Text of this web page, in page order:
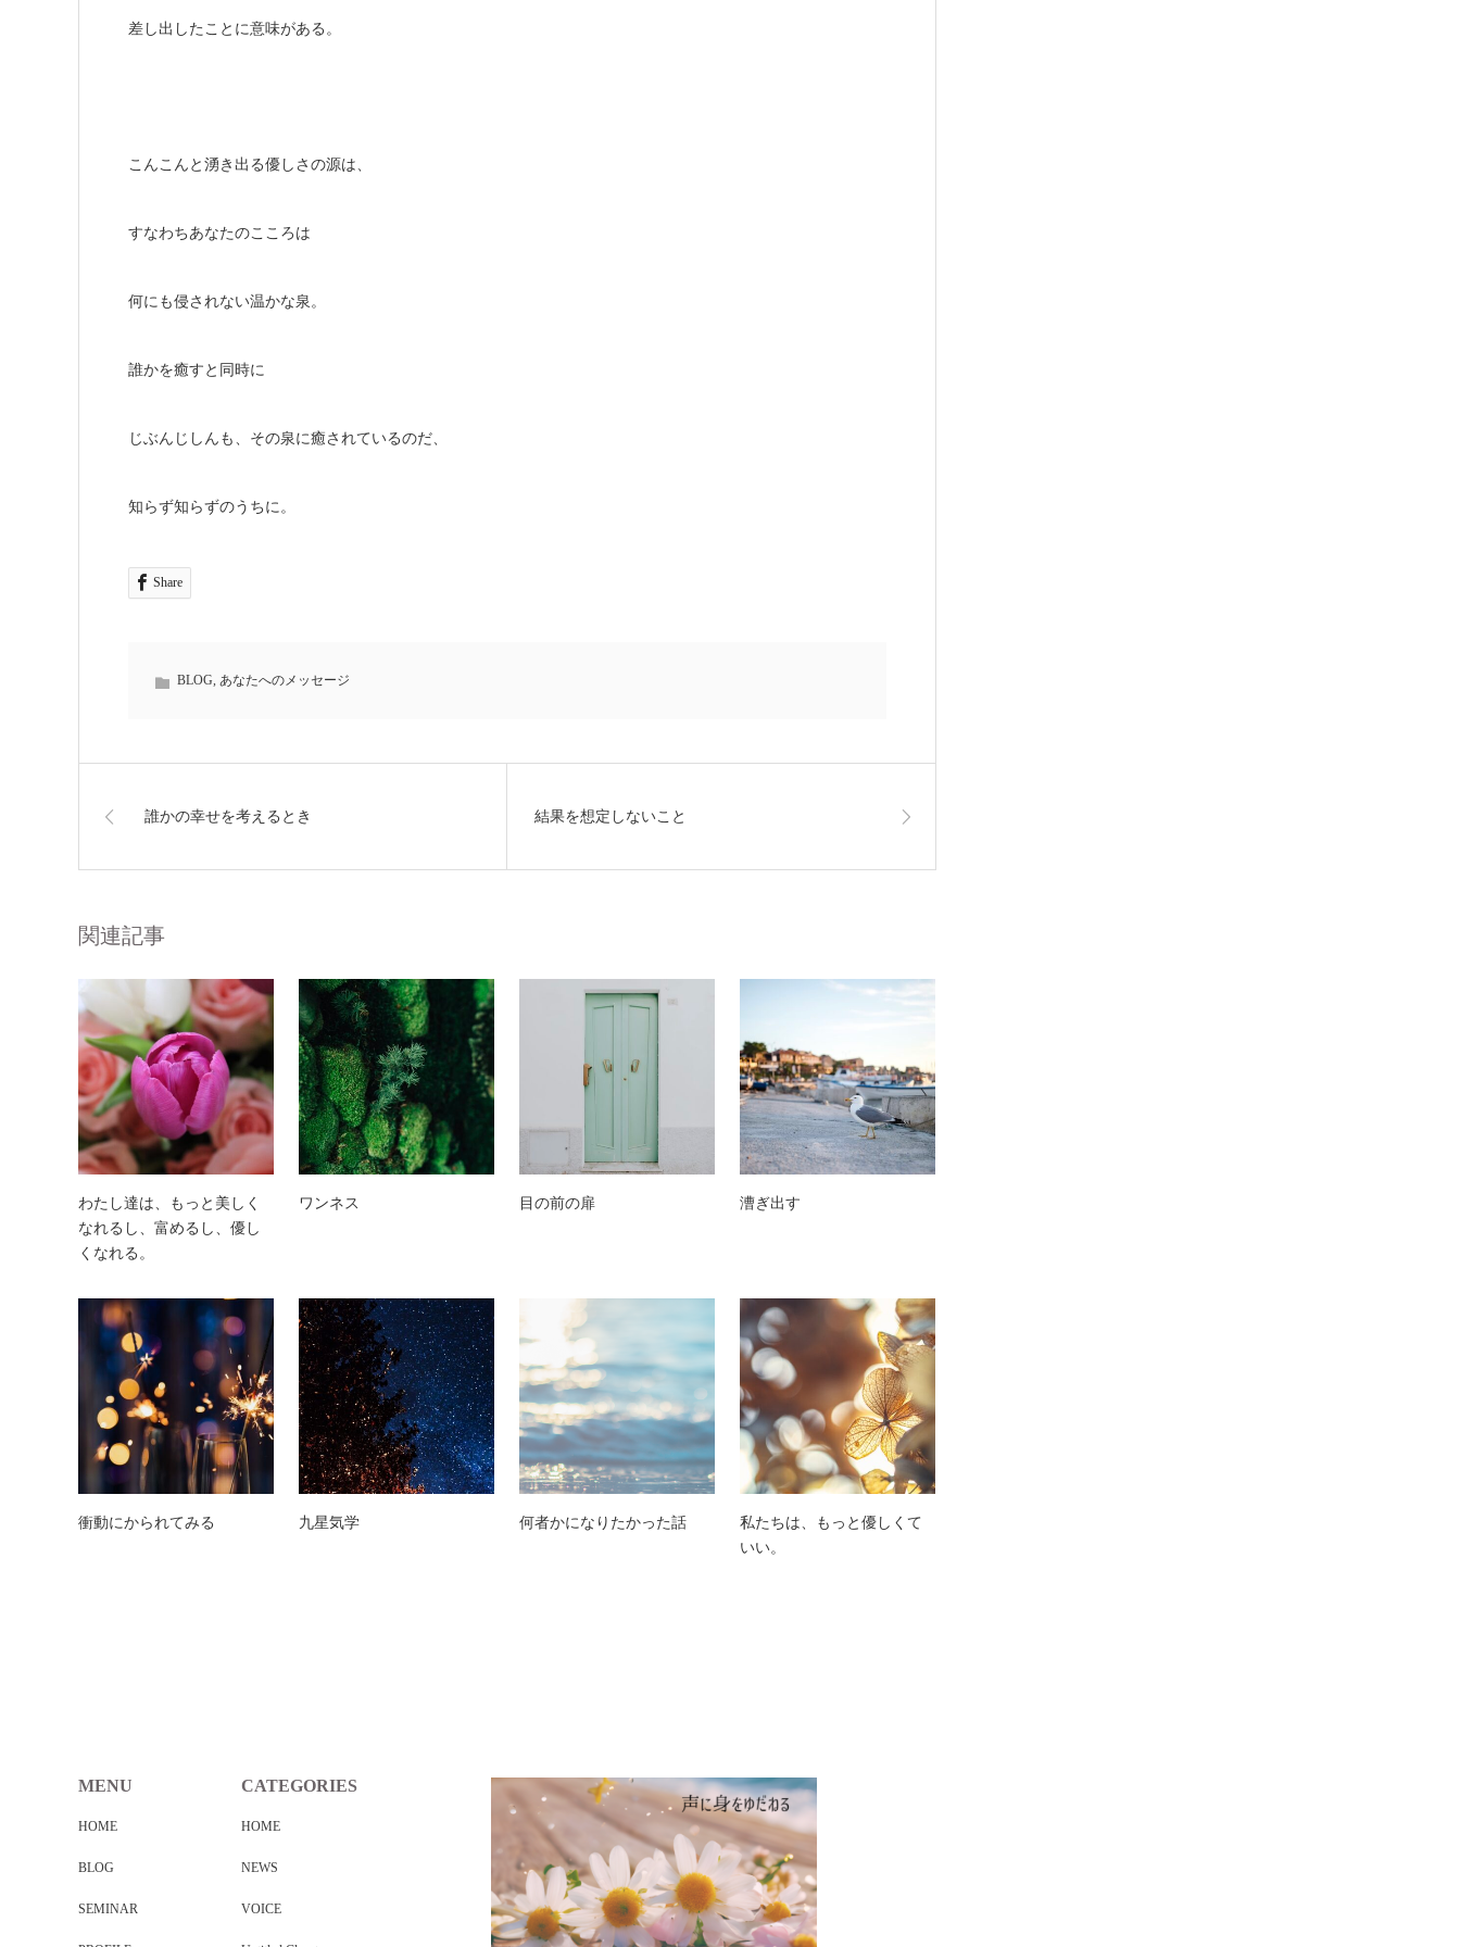
差し出したことに意味がある。
こんこんと湧き出る優しさの源は、
すなわちあなたのこころは
何にも侵されない温かな泉。
誰かを癒すと同時に
じぶんじしんも、その泉に癒されているのだ、
知らず知らずのうちに。
Share
BLOG, あなたへのメッセージ
誰かの幸せを考えるとき 結果を想定しないこと
関連記事
わたし達は、もっと美しく
なれるし、富めるし、優し
くなれる。
ワンネス 目の前の扉 漕ぎ出す
衝動にかられてみる 九星気学 何者かになりたかった話
私たちは、もっと優しくて
いい。
MENU
HOME
BLOG
SEMINAR
CATEGORIES
HOME
NEWS
VOICE